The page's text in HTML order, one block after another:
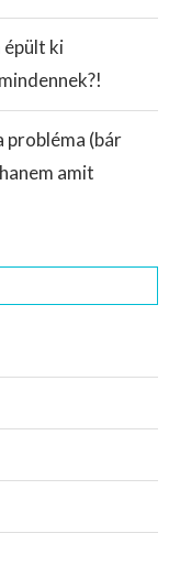
ki
probléma (bár
amit